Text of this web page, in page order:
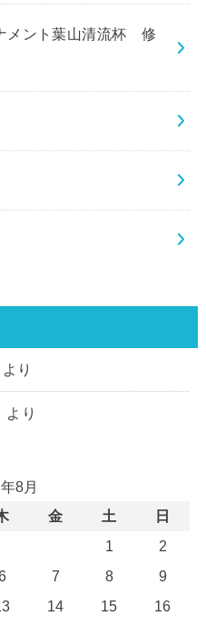
メント葉山清流杯 修
より
より
8月
金 土
日
1
2
7 8
9
14 15 16